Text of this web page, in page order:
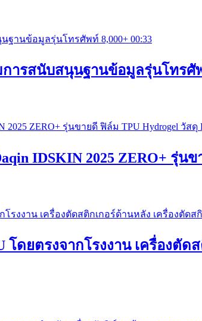
00:33
ารสนับสนุนฐานข้อมูลรุ่นโทรศัพ
IDSKIN 2025 ZERO+ รุ่
โดยตรงจากโรงงาน เครื่อง